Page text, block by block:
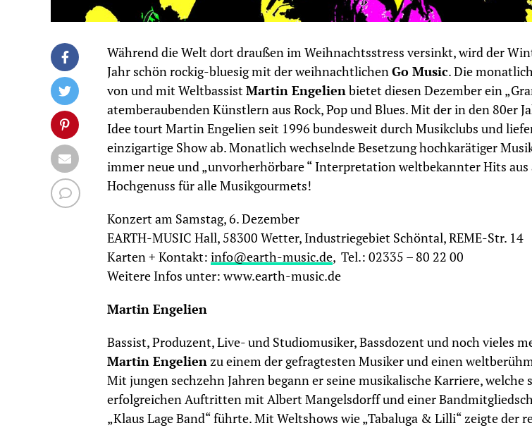
Während die Welt dort draußen im Weihnachtsstress versinkt, wird der
Jahr schön rockig-bluesig mit der weihnachtlichenGo Music. Die
von und mit WeltbassistMartin Engelienbietet diesen Dezember ein
atemberaubenden Künstlern aus Rock, Pop und Blues. Mit der in den 80er
Idee tourt Martin Engelien seit 1996 bundesweit durch Musikclubs und
einzigartige Show ab. Monatlich wechselnde Besetzung hochkarätiger
immer neue und „unvorherhörbare “ Interpretation weltbekannter Hits aus
Hochgenuss für alle Musikgourmets!
Konzert am Samstag, 6. Dezember
EARTH-MUSIC Hall, 58300 Wetter, Industriegebiet Schöntal, REME-Str. 14
Karten + Kontakt: info@earth-music.de, Tel.: 02335 – 80 22 00
Weitere Infos unter: www.earth-music.de
Martin Engelien
Bassist, Produzent, Live- und Studiomusiker, Bassdozent und noch vieles
Martin Engelienzu einem der gefragtesten Musiker und einen
Mit jungen sechzehn Jahren begann er seine musikalische Karriere, welche
erfolgreichen Auftritten mit Albert Mangelsdorff und einer
„Klaus Lage Band“ führte. Mit Weltshows wie „Tabaluga & Lilli“ zeigte der